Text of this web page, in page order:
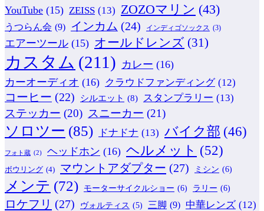
YouTube (15) ZEISS (13) ZOZOマリン (43)
うつらん会 (9) インカム (24) インディゴソックス (3)
エアーツール (15) オールドレンズ (31)
カスタム (211) カレー (16)
カーオーディオ (16) クラウドファンディング (12)
コーヒー (22) シルエット (8) スタンプラリー (13)
ステッカー (20) スニーカー (21)
ソロツー (85) ドナドナ (13) バイク部 (46)
フォト蔵 (2) ヘッドホン (16) ヘルメット (52)
ボウリング (4) マウントアダプター (27) ミシン (6)
メンテ (72) モーターサイクルショー (6) ラリー (6)
ロケフリ (27) ヴォルティス (5) 三脚 (9) 中華レンズ (12)